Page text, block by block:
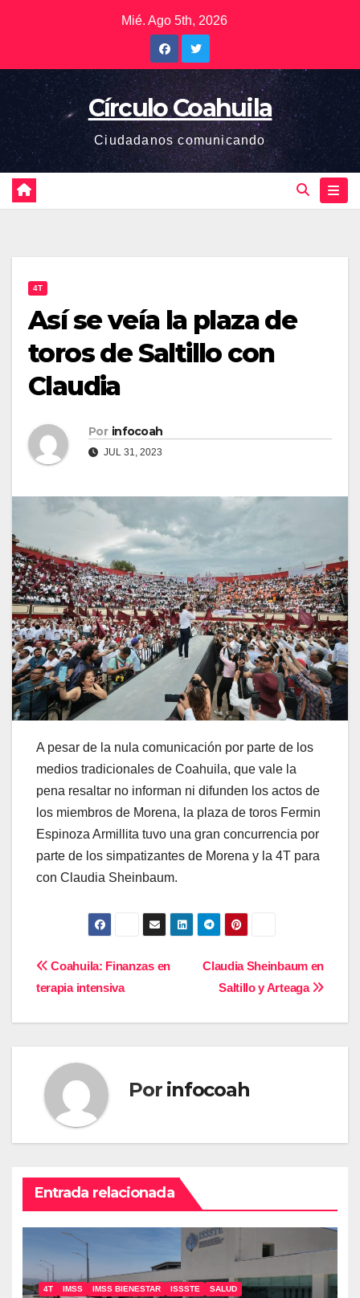
Mié. Ago 5th, 2026
Círculo Coahuila
Ciudadanos comunicando
4T
Así se veía la plaza de
toros de Saltillo con
Claudia
Por infocoah
JUL 31, 2023
A pesar de la nula comunicación por parte de los
medios tradicionales de Coahuila, que vale la
pena resaltar no informan ni difunden los actos de
los miembros de Morena, la plaza de toros Fermin
Espinoza Armillita tuvo una gran concurrencia por
parte de los simpatizantes de Morena y la 4T para
con Claudia Sheinbaum.
Navegación
de
Claudia Sheinbaum en
Saltillo y Arteaga
Coahuila: Finanzas en
terapia intensiva
Por infocoah
Entrada relacionada
4T IMSS IMSS BIENESTAR ISSSTE SALUD